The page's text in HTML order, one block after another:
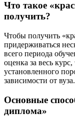
Что такое
получить?
Чтобы получить
придерживаться
всего периода
оценка за весь
установленного
зависимости от вуза.
Основные
диплома»